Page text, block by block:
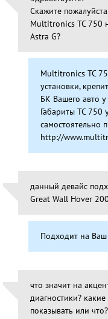
Скажите
Multitronics TC 750
Astra G?
Multitronics TC
установки,
БК Вашего авто
Габариты TC
самостоятельно
http://
данный девайс
Great Wall Hover
Подходит на
что значит на
диагностики?
показывать или что?